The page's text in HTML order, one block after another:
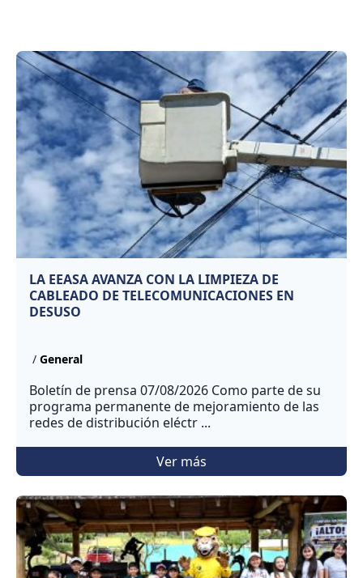
LA EEASA AVANZA CON LA LIMPIEZA DE
CABLEADO DE TELECOMUNICACIONES EN
DESUSO
/ General
Boletín de prensa 07/08/2026 Como parte de su
programa permanente de mejoramiento de las
redes de distribución eléctr ...
Ver más